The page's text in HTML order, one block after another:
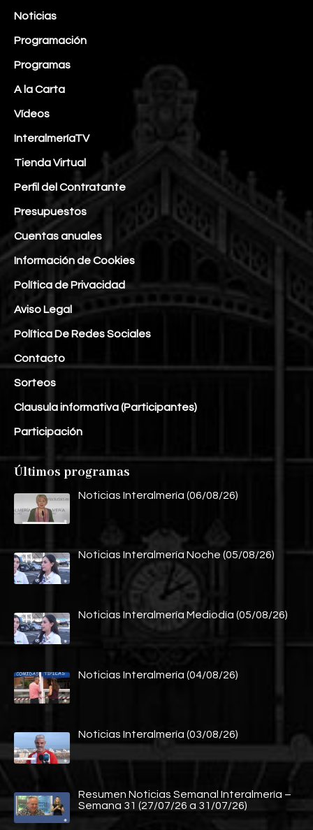
Noticias
Programación
Programas
A la Carta
Vídeos
InteralmeríaTV
Tienda Virtual
Perfil del Contratante
Presupuestos
Cuentas anuales
Información de Cookies
Política de Privacidad
Aviso Legal
Política De Redes Sociales
Contacto
Sorteos
Clausula informativa (Participantes)
Participación
Últimos programas
Noticias Interalmería (06/08/26)
Noticias Interalmería Noche (05/08/26)
Noticias Interalmería Mediodía (05/08/26)
Noticias Interalmería (04/08/26)
Noticias Interalmería (03/08/26)
Resumen Noticias Semanal Interalmería –
Semana 31 (27/07/26 a 31/07/26)